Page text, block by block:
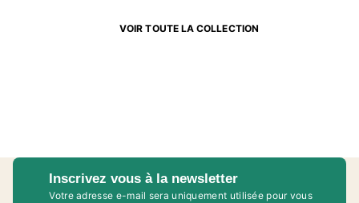
VOIR TOUTE LA COLLECTION
Inscrivez vous à la newsletter
Votre adresse e-mail sera uniquement utilisée pour vous